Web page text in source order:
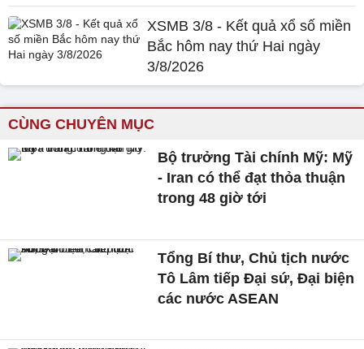
XSMB 3/8 - Kết quả xổ số miền
Bắc hôm nay thứ Hai ngày
3/8/2026
CÙNG CHUYÊN MỤC
Bộ trưởng Tài chính Mỹ: Mỹ
- Iran có thể đạt thỏa thuận
trong 48 giờ tới
Tổng Bí thư, Chủ tịch nước
Tô Lâm tiếp Đại sứ, Đại biện
các nước ASEAN